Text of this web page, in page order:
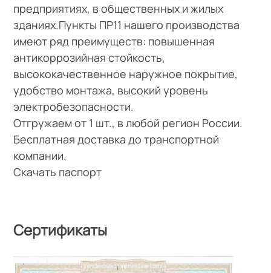
предприятиях, в общественных и жилых
зданиях.Пункты ПР11 нашего производства
имеют ряд преимуществ: повышенная
антикоррозийная стойкость,
высококачественное наружное покрытие,
удобство монтажа, высокий уровень
электробезопасности.
Отгружаем от 1 шт., в любой регион России.
Бесплатная доставка до транспортной
компании.
Скачать паспорт
Сертификаты